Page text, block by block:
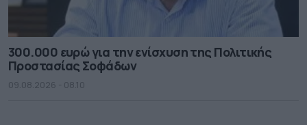
300.000 ευρώ για την ενίσχυση της Πολιτικής
Προστασίας Σοφάδων
09.08.2026 - 08.10